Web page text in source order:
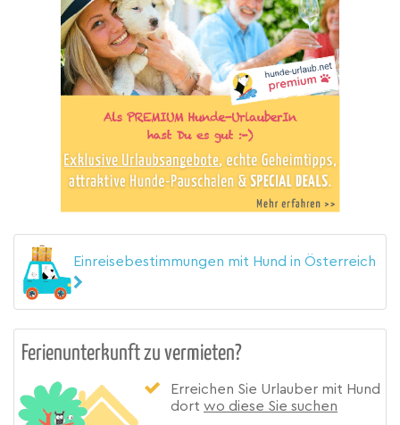
Einreisebestimmungen mit Hund in Österreich
Ferienunterkunft zu vermieten?
Erreichen Sie Urlauber mit Hund
dort wo diese Sie suchen